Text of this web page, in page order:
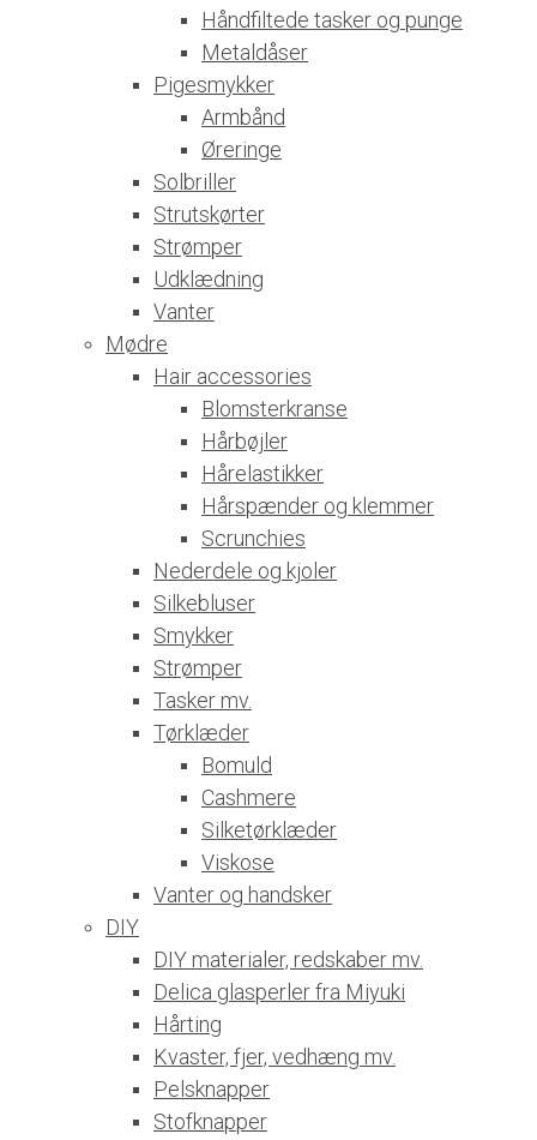
Håndfiltede tasker og punge
Metaldåser
Pigesmykker
Armbånd
Øreringe
Solbriller
Strutskørter
Strømper
Udklædning
Vanter
Mødre
Hair accessories
Blomsterkranse
Hårbøjler
Hårelastikker
Hårspænder og klemmer
Scrunchies
Nederdele og kjoler
Silkebluser
Smykker
Strømper
Tasker mv.
Tørklæder
Bomuld
Cashmere
Silketørklæder
Viskose
Vanter og handsker
DIY
DIY materialer, redskaber mv.
Delica glasperler fra Miyuki
Hårting
Kvaster, fjer, vedhæng mv.
Pelsknapper
Stofknapper